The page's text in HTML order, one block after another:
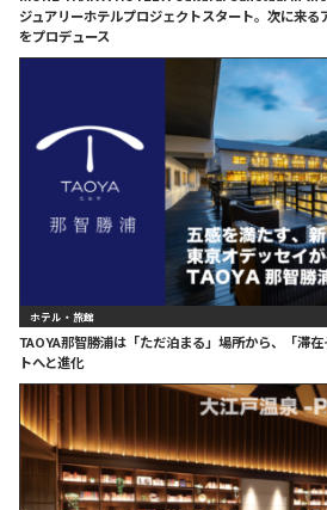
ジュアリーホテルプロジェクトスタート。次に来る
をプロデュース
ホテル・旅館
TAOYA那智勝浦は「ただ泊まる」場所から、「滞
トへと進化